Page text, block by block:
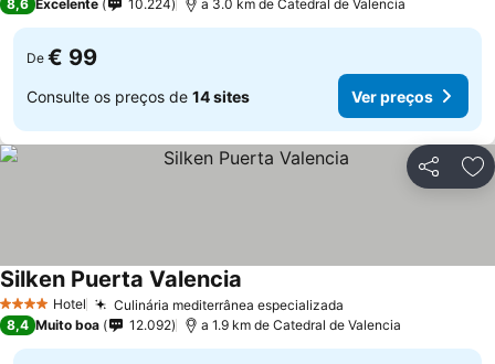
8,6 Excelente 10.224 a 3.0 km de Catedral de Valencia
De € 99
Consulte os preços de 14 sites Ver preços
Partilhar
4 EstrelasHotel Culinária mediterrânea especializada
Silken Puerta Valencia
8,4 Muito boa 12.092 a 1.9 km de Catedral de Valencia